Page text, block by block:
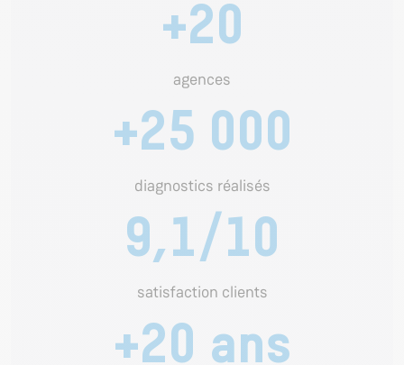
+20
agences
+25 000
diagnostics réalisés
9,1/10
satisfaction clients
+20 ans